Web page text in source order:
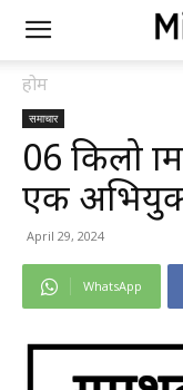
होम
समाचार
06 किलो
एक
April 29, 2024
WhatsApp